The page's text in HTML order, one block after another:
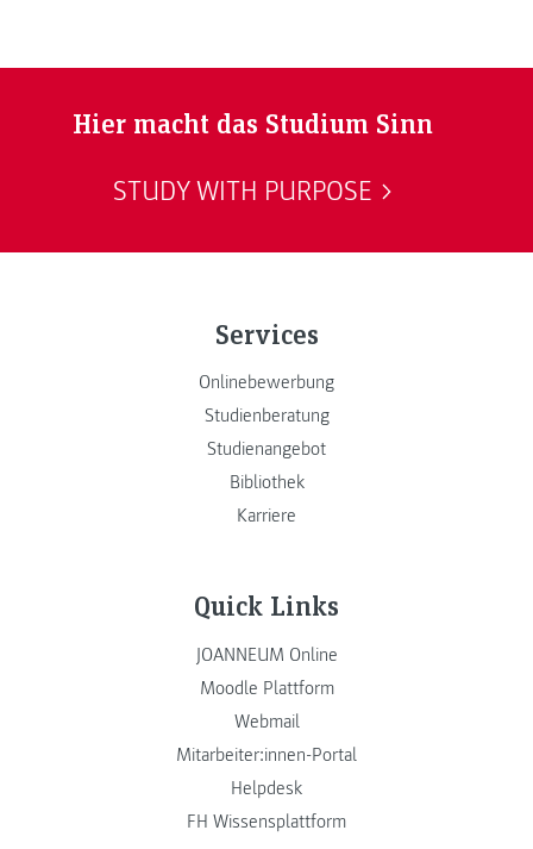
Hier macht das Studium Sinn
STUDY WITH PURPOSE
Services
Onlinebewerbung
Studienberatung
Studienangebot
Bibliothek
Karriere
Quick Links
JOANNEUM Online
Moodle Plattform
Webmail
Mitarbeiter:innen-Portal
Helpdesk
FH Wissensplattform